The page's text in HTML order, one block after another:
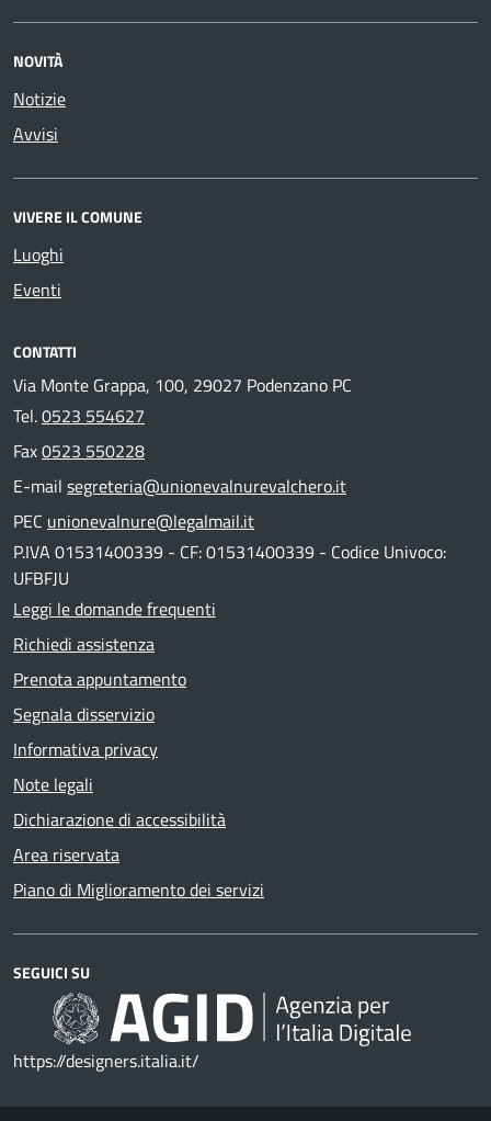
NOVITÀ
Notizie
Avvisi
VIVERE IL COMUNE
Luoghi
Eventi
CONTATTI
Via Monte Grappa, 100, 29027 Podenzano PC
Tel.0523 554627
Fax0523 550228
E-mail segreteria@unionevalnurevalchero.it
PEC unionevalnure@legalmail.it
P.IVA 01531400339 - CF: 01531400339 - Codice Univoco:
UFBFJU
Leggi le domande frequenti
Richiedi assistenza
Prenota appuntamento
Segnala disservizio
Informativa privacy
Note legali
Dichiarazione di accessibilità
Area riservata
Piano di Miglioramento dei servizi
SEGUICI SU
https://designers.italia.it/